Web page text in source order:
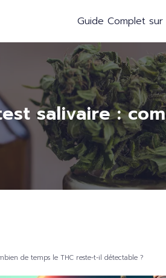
Guide Complet sur
salivaire :
de temps le THC reste-t-il détectable ?